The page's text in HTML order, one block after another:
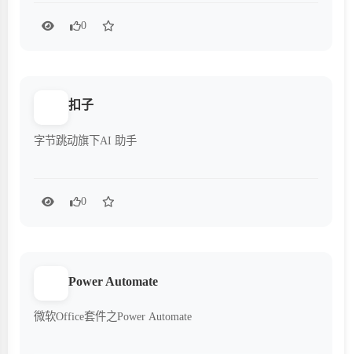
0
扣子
字节跳动旗下AI 助手
0
Power Automate
微软Office套件之Power Automate